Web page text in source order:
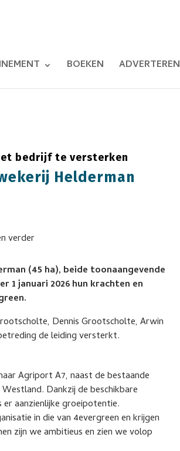
BOEKEN ADVERTEREN
bedrijf te versterken
Helderman
(45 ha), beide toonaangevende
1 januari 2026 hun krachten en
Dennis Grootscholte, Arwin
de leiding versterkt.
Agriport A7, naast de bestaande
Dankzij de beschikbare
aanzienlijke groeipotentie.
in die van 4evergreen en krijgen
zijn we ambitieus en zien we volop